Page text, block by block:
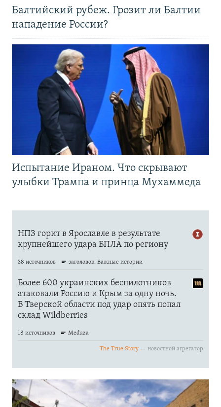
Балтийский рубеж. Грозит ли Балтии
нападение России?
Испытание Ираном. Что скрывают
улыбки Трампа и принца Мухаммеда